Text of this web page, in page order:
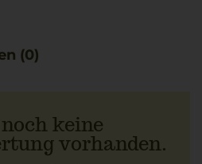
(0)
keine
vorhanden.